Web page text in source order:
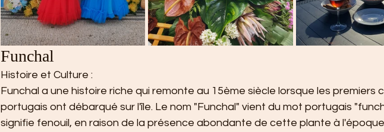
Funchal
Histoire et Culture :
Funchal a une histoire riche qui remonte au 15ème siècle lorsque les premiers
portugais ont débarqué sur l'île. Le nom "Funchal" vient du mot portugais
signifie fenouil, en raison de la présence abondante de cette plante à